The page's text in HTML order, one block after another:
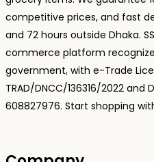
competitive prices, and fast
and 72 hours outside Dhaka.
commerce platform
government, with e-Trade
TRAD/DNCC/136316/2022 and
608827976. Start shopping